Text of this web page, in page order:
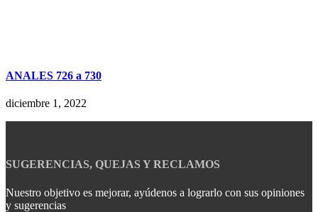
ANALES 726 a 730
diciembre 1, 2022
SUGERENCIAS, QUEJAS Y RECLAMOS
Nuestro objetivo es mejorar, ayúdenos a lograrlo con sus opiniones
y sugerencias